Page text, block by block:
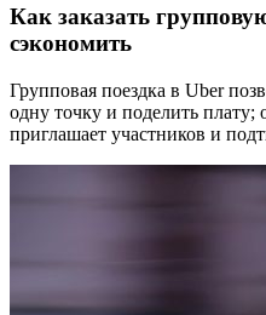
Как заказать
сэкономить
Групповая поездка в Uber
одну точку и поделить плату;
приглашает участников и